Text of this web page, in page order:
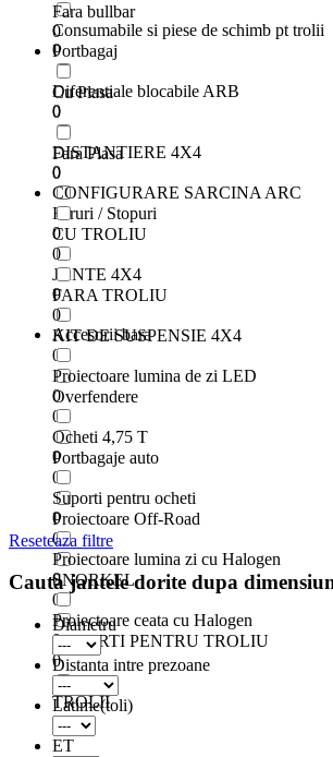
Consumabile si piese de schimb pt trolii
0
Diferentiale blocabile ARB
0
DISTANTIERE 4X4
0
Faruri / Stopuri
0
JANTE 4X4
0
KIT DE SUSPENSIE 4X4
0
Overfendere
0
Portbagaje auto
0
Proiectoare Off-Road
0
SNORKEL
0
SUPORTI PENTRU TROLIU
0
TROLII
0
Fara bullbar
0
Portbagaj
Cu Plasa
0
Fara Plasa
0
CONFIGURARE SARCINA ARC
CU TROLIU
0
FARA TROLIU
0
Accesorii bara
Proiectoare lumina de zi LED
0
Ocheti 4,75 T
0
Suporti pentru ocheti
0
Proiectoare lumina zi cu Halogen
0
Proiectoare ceata cu Halogen
0
Reseteaza filtre
Cauta jantele dorite dupa
Diametru
Distanta intre prezoane
Latime(toli)
ET